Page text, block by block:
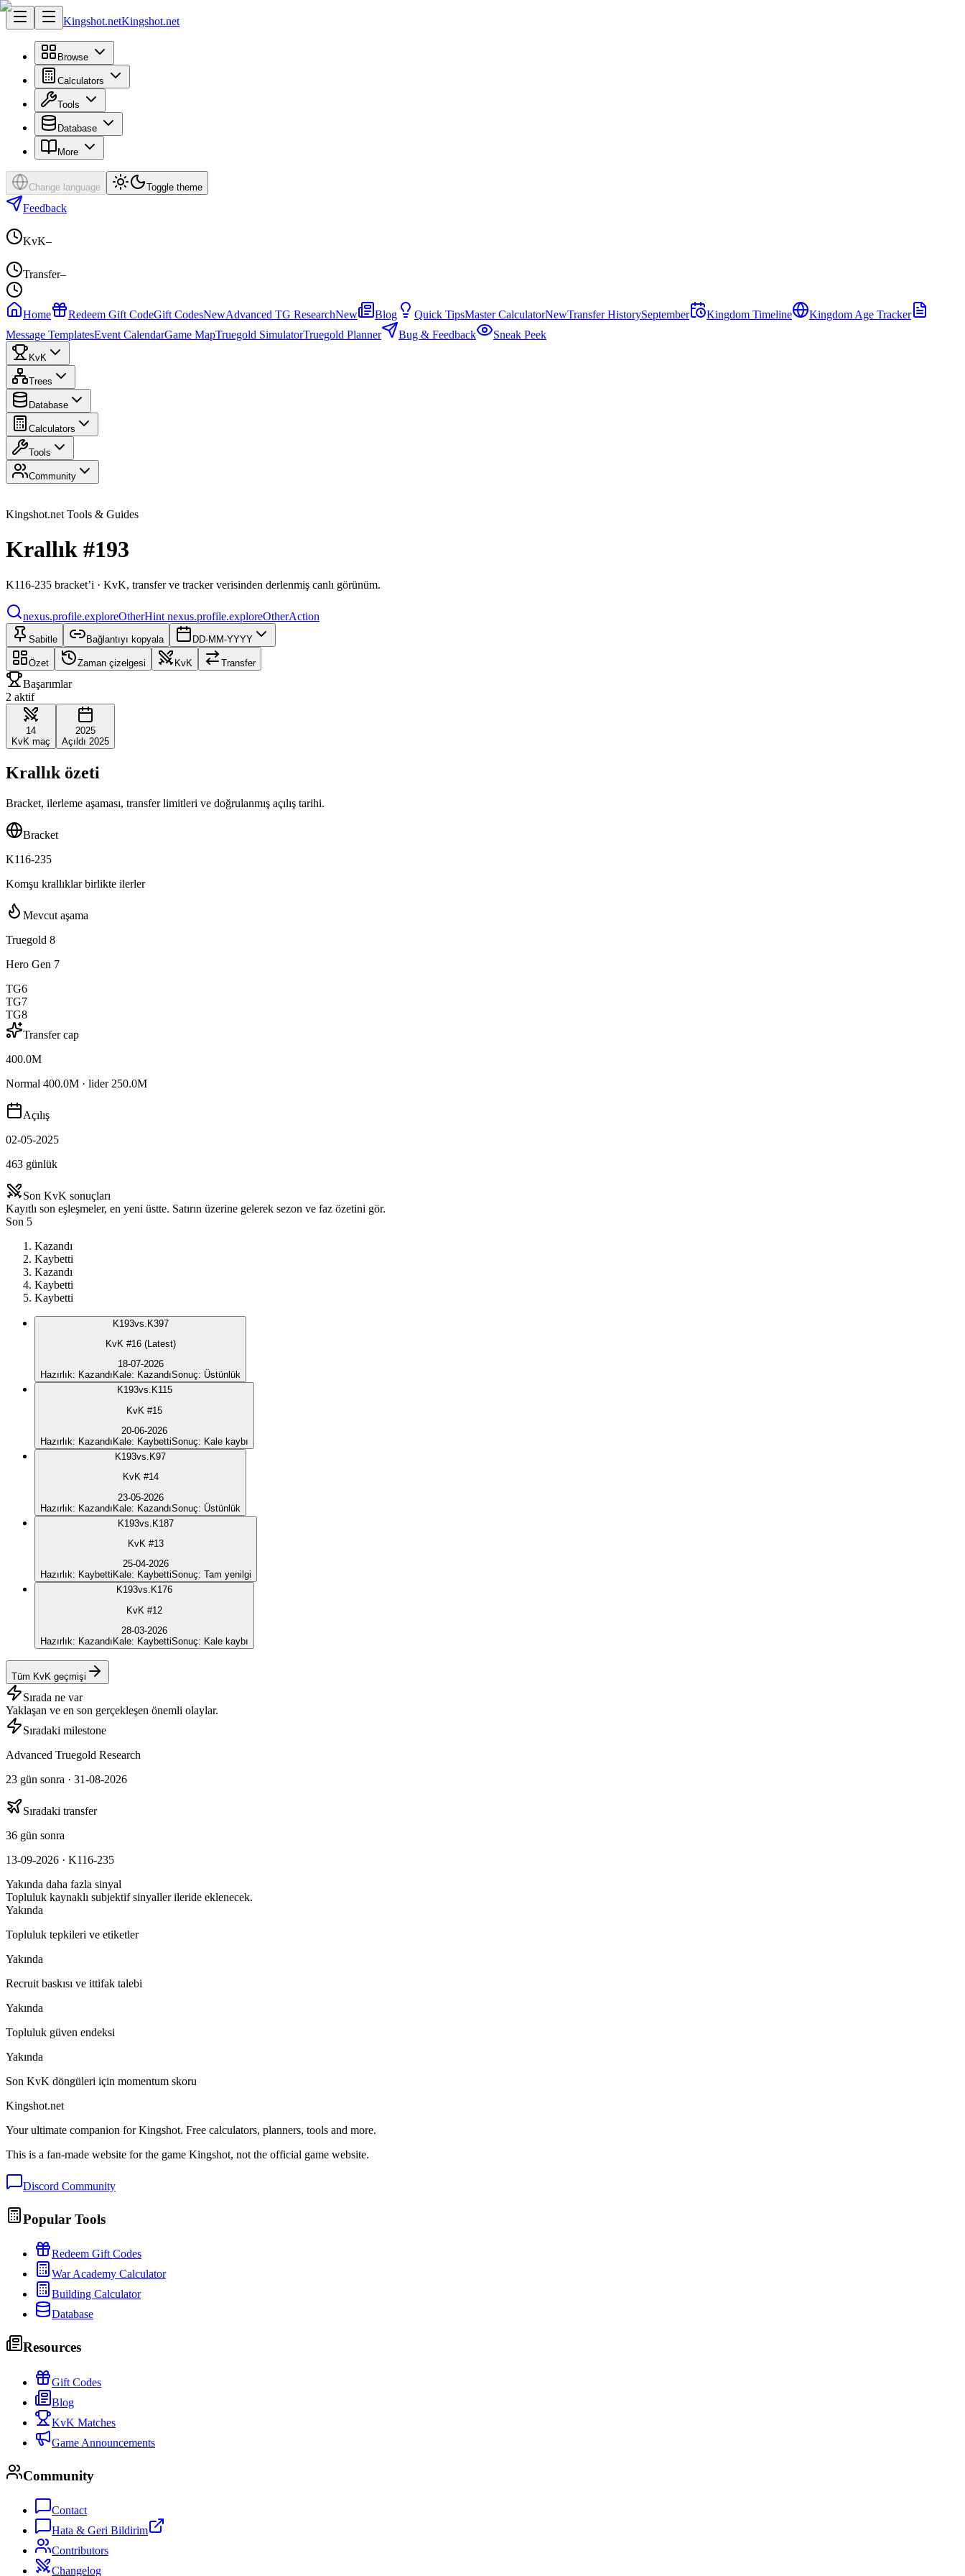
Kingshot.netKingshot.net
Browse
Calculators
Tools
Database
More
Change language Toggle theme
Feedback
KvK–
Transfer–
Home Redeem Gift CodeGift CodesNewAdvanced TG ResearchNew Blog Quick TipsMaster CalculatorNewTransfer HistorySeptember Kingdom Timeline
Kingdom Age Tracker
Message TemplatesEvent CalendarGame MapTruegold SimulatorTruegold Planner Bug & Feedback Sneak Peek
KvK
Trees
Database
Calculators
Tools
Community
Kingshot.net Tools & Guides
Krallık #193
K116-235 bracket’i · KvK, transfer ve tracker verisinden derlenmiş canlı görünüm.
nexus.profile.exploreOtherHint nexus.profile.exploreOtherAction
Sabitle Bağlantıyı kopyala DD-MM-YYYY
Özet Zaman çizelgesi KvK Transfer
Başarımlar
2 aktif
14
KvK maç
2025
Açıldı 2025
Krallık özeti
Bracket, ilerleme aşaması, transfer limitleri ve doğrulanmış açılış tarihi.
Bracket
K116-235
Komşu krallıklar birlikte ilerler
Mevcut aşama
Truegold 8
Hero Gen 7
TG6
TG7
TG8
Transfer cap
400.0M
Normal 400.0M · lider 250.0M
Açılış
02-05-2025
463 günlük
Son KvK sonuçları
Kayıtlı son eşleşmeler, en yeni üstte. Satırın üzerine gelerek sezon ve faz özetini gör.
Son 5
Kazandı
Kaybetti
Kazandı
Kaybetti
Kaybetti
K193vs. K397
KvK #16 (Latest)
18-07-2026
Hazırlık: Kazandı Kale: KazandıSonuç: Üstünlük
K193vs. K115
KvK #15
20-06-2026
Hazırlık: Kazandı Kale: KaybettiSonuç: Kale kaybı
K193vs. K97
KvK #14
23-05-2026
Hazırlık: KazandıKale: KazandıSonuç: Üstünlük
K193vs. K187
KvK #13
25-04-2026
Hazırlık: Kaybetti Kale: KaybettiSonuç: Tam yenilgi
K193vs. K176
KvK #12
28-03-2026
Hazırlık: Kazandı Kale: KaybettiSonuç: Kale kaybı
Tüm KvK geçmişi
Sırada ne var
Yaklaşan ve en son gerçekleşen önemli olaylar.
Sıradaki milestone
Advanced Truegold Research
23 gün sonra · 31-08-2026
Sıradaki transfer
36 gün sonra
13-09-2026 · K116-235
Yakında daha fazla sinyal
Topluluk kaynaklı subjektif sinyaller ileride eklenecek.
Yakında
Topluluk tepkileri ve etiketler
Yakında
Recruit baskısı ve ittifak talebi
Yakında
Topluluk güven endeksi
Yakında
Son KvK döngüleri için momentum skoru
Kingshot.net
Your ultimate companion for Kingshot. Free calculators, planners, tools and more.
This is a fan-made website for the game Kingshot, not the official game website.
Discord Community
Popular Tools
Redeem Gift Codes
War Academy Calculator
Building Calculator
Database
Resources
Gift Codes
Blog
KvK Matches
Game Announcements
Community
Contact
Hata & Geri Bildirim
Contributors
Changelog